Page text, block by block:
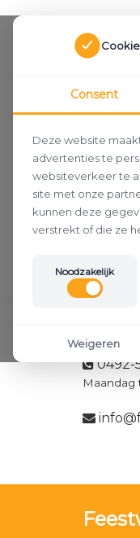
0492-
Maandag
Consent
Deze website
advertenties te
websiteverkeer te
site met onze
kunnen deze
verstrekt of die ze
Noodzakelijk
Weigeren